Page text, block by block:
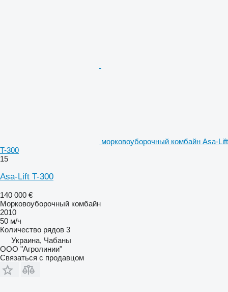
морковоуборочный комбайн Asa-Lift
T-300
15
Asa-Lift T-300
140 000 €
Морковоуборочный комбайн
2010
50 м/ч
Количество рядов 3
Украина, Чабаны
ООО "Агролинии"
Связаться с продавцом